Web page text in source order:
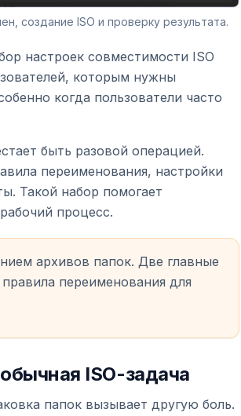
создание ISO и проверку результата.
настроек совместимости ISO
которым нужны
когда пользователи часто
быть разовой операцией.
переименования, настройки
Такой набор помогает
процесс.
архивов папок. Две главные
переименования для
ISO-задача
папок вызывает другую боль.